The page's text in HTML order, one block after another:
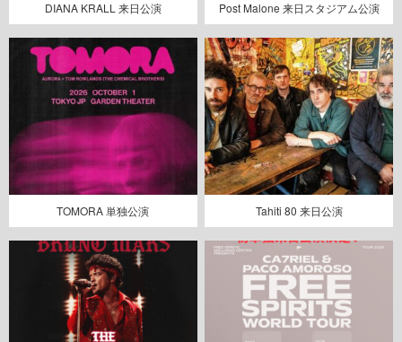
DIANA KRALL 来日公演 Post Malone 来日スタジアム公演
TOMORA 単独公演 Tahiti 80 来日公演